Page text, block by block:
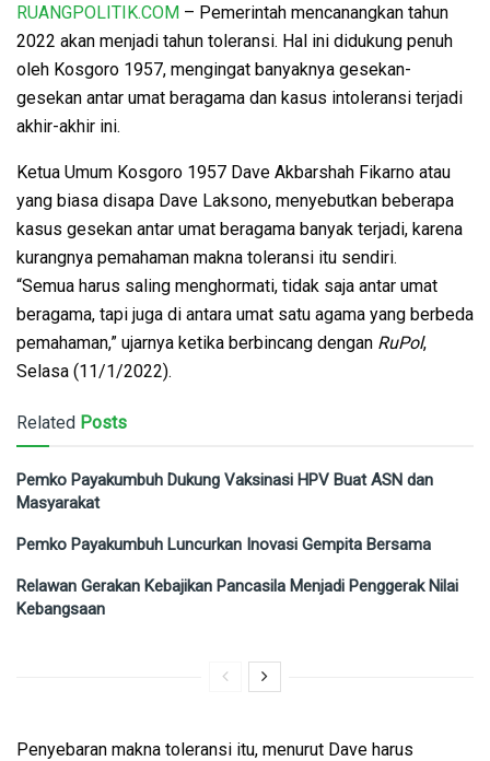
RUANGPOLITIK.COM – Pemerintah mencanangkan tahun
2022 akan menjadi tahun toleransi. Hal ini didukung penuh
oleh Kosgoro 1957, mengingat banyaknya gesekan-
gesekan antar umat beragama dan kasus intoleransi terjadi
akhir-akhir ini.
Ketua Umum Kosgoro 1957 Dave Akbarshah Fikarno atau
yang biasa disapa Dave Laksono, menyebutkan beberapa
kasus gesekan antar umat beragama banyak terjadi, karena
kurangnya pemahaman makna toleransi itu sendiri.
“Semua harus saling menghormati, tidak saja antar umat
beragama, tapi juga di antara umat satu agama yang berbeda
pemahaman,” ujarnya ketika berbincang dengan RuPol,
Selasa (11/1/2022).
Related Posts
Pemko Payakumbuh Dukung Vaksinasi HPV Buat ASN dan
Masyarakat
Pemko Payakumbuh Luncurkan Inovasi Gempita Bersama
Relawan Gerakan Kebajikan Pancasila Menjadi Penggerak Nilai
Kebangsaan
Penyebaran makna toleransi itu, menurut Dave harus